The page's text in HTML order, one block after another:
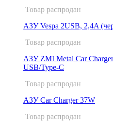
Товар распродан
АЗУ Vespa 2USB, 2,4A
Товар распродан
АЗУ ZMI Metal Car
USB/Type-C
Товар распродан
АЗУ Car Charger 37W
Товар распродан